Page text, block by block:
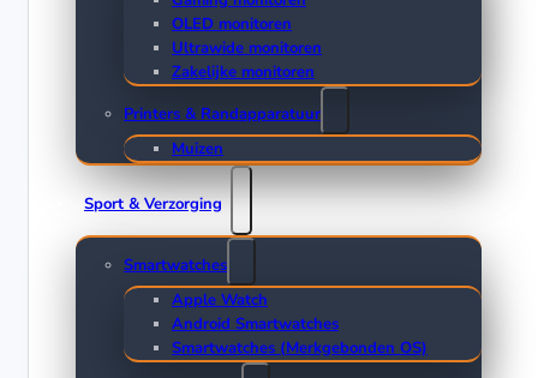
OLED monitoren
Ultrawide monitoren
Zakelijke monitoren
Printers & Randapparatuur
Muizen
Sport & Verzorging
Smartwatches
Apple Watch
Android Smartwatches
Smartwatches (Merkgebonden OS)